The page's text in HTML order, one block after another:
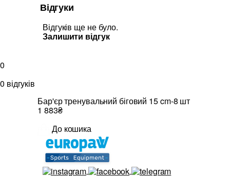
Відгуки
Відгуків ще не було.
Залишити відгук
0
0 відгуків
Бар'єр тренувальний біговий 15 cm-8 шт
1 883₴
До кошика